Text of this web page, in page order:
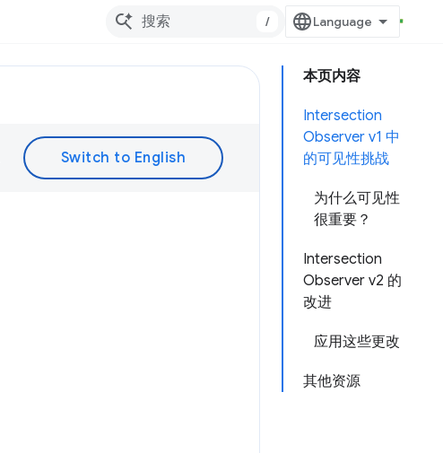
/
本页内容
Intersection
Observer v1 中
的可见性挑战
为什么可见性
很重要？
Intersection
Observer v2 的
改进
应用这些更改
其他资源